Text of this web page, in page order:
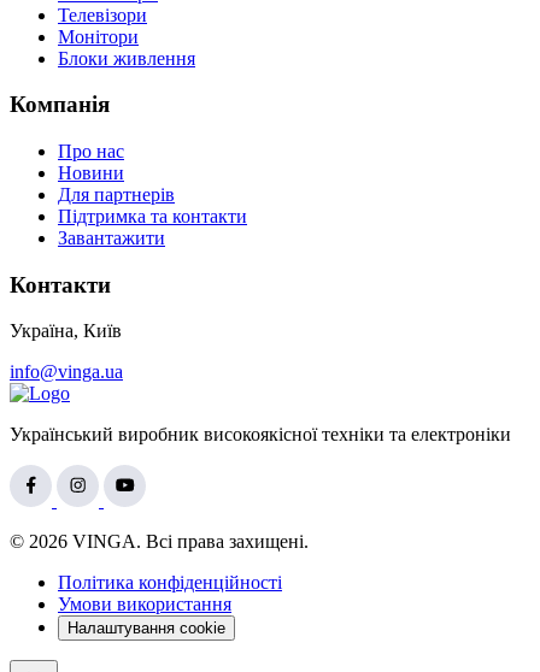
Телевізори
Монітори
Блоки живлення
Компанія
Про нас
Новини
Для партнерів
Підтримка та контакти
Завантажити
Контакти
Україна, Київ
info@vinga.ua
Український виробник високоякісної техніки та електроніки
© 2026 VINGA. Всі права захищені.
Політика конфіденційності
Умови використання
Налаштування cookie